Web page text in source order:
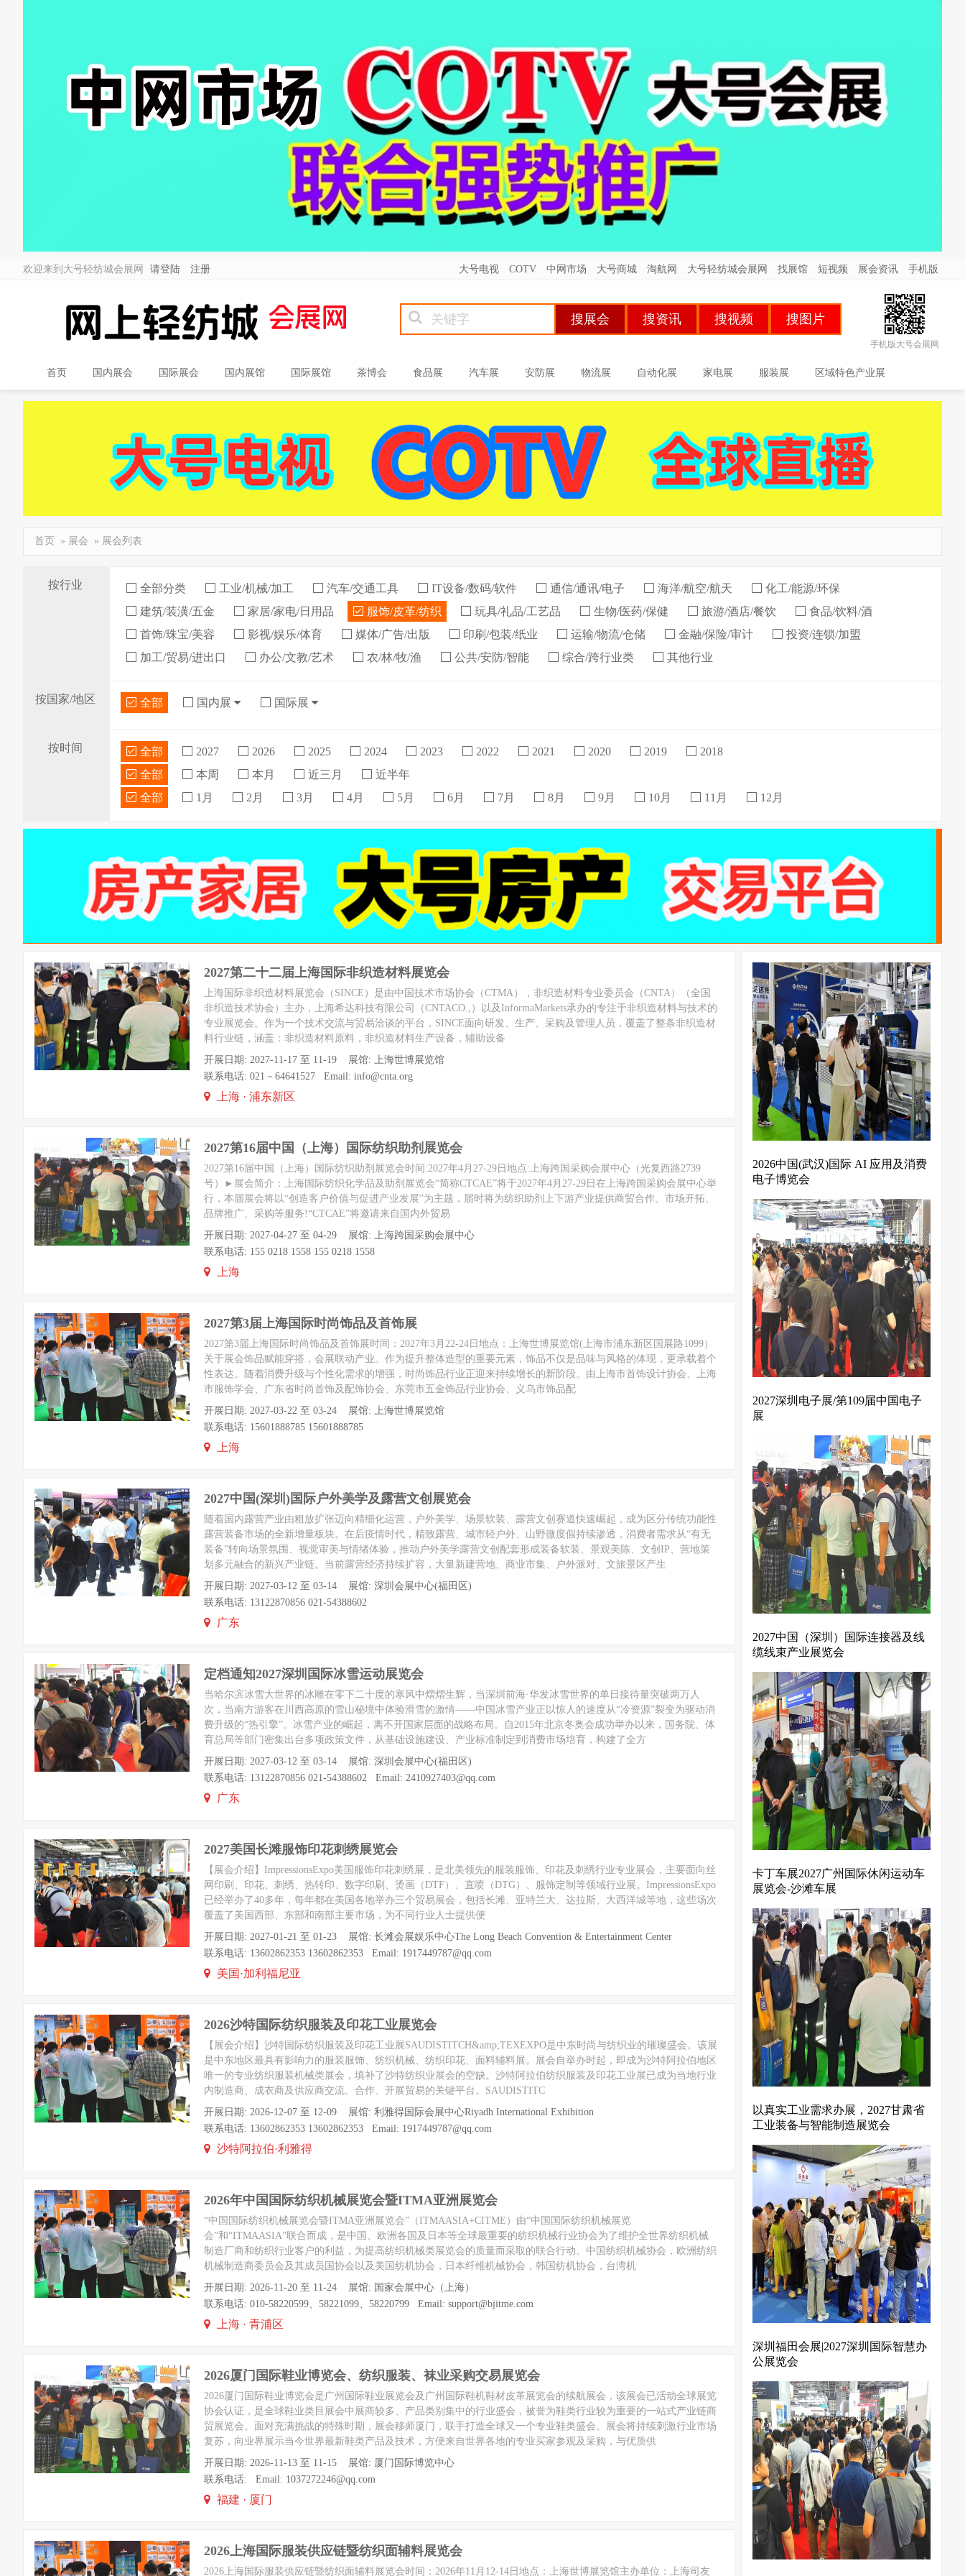
欢迎来到大号轻纺城会展网 请登陆 注册 大号电视 COTV 中网市场 大号商城 淘航网 大号轻纺城会展网 找展馆 短视频 展会资讯 手机版
手机版大号会展网
首页 国内展会 国际展会 国内展馆 国际展馆 茶博会 食品展 汽车展 安防展 物流展 自动化展 家电展 服装展 区域特色产业展
首页 » 展会 » 展会列表
按行业 全部分类 工业/机械/加工 汽车/交通工具 IT设备/数码/软件 通信/通讯/电子 海洋/航空/航天
化工/能源/环保
建筑/装潢/五金
家居/家电/日用品 服饰/皮革/纺织 玩具/礼品/工艺品 生物/医药/保健 旅游/酒店/餐饮
食品/饮料/酒
首饰/珠宝/美容
影视/娱乐/体育 媒体/广告/出版 印刷/包装/纸业 运输/物流/仓储 金融/保险/审计
投资/连锁/加盟
加工/贸易/进出口
办公/文教/艺术 农/林/牧/渔 公共/安防/智能 综合/跨行业类 其他行业
按国家/地区 全部 国内展 国际展
按时间 全部 2027 2026 2025 2024 2023 2022 2021 2020 2019
2018
全部
本周 本月 近三月
近半年
全部
1月 2月 3月 4月 5月 6月 7月 8月 9月 10月 11月 12月
2027第二十二届上海国际非织造材料展览会
上海国际非织造材料展览会（SINCE）是由中国技术市场协会（CTMA），非织造材料专业委员会（CNTA）（全国
非织造技术协会）主办，上海希达科技有限公司（CNTACO.,）以及InformaMarkets承办的专注于非织造材料与技术的
专业展览会。作为一个技术交流与贸易洽谈的平台，SINCE面向研发、生产、采购及管理人员，覆盖了整条非织造材
料行业链，涵盖：非织造材料原料，非织造材料生产设备，辅助设备
开展日期: 2027-11-17 至 11-19 展馆: 上海世博展览馆
联系电话: 021－64641527 Email: info@cnta.org
上海 · 浦东新区
2027第16届中国（上海）国际纺织助剂展览会
2027第16届中国（上海）国际纺织助剂展览会时间:2027年4月27-29日地点:上海跨国采购会展中心（光复西路2739
号）►展会简介：上海国际纺织化学品及助剂展览会“简称CTCAE”将于2027年4月27-29日在上海跨国采购会展中心举
行，本届展会将以“创造客户价值与促进产业发展”为主题，届时将为纺织助剂上下游产业提供商贸合作、市场开拓、
品牌推广、采购等服务!“CTCAE”将邀请来自国内外贸易
开展日期: 2027-04-27 至 04-29 展馆: 上海跨国采购会展中心
联系电话: 155 0218 1558 155 0218 1558
上海
2027第3届上海国际时尚饰品及首饰展
2027第3届上海国际时尚饰品及首饰展时间：2027年3月22-24日地点：上海世博展览馆(上海市浦东新区国展路1099）
关于展会饰品赋能穿搭，会展联动产业。作为提升整体造型的重要元素，饰品不仅是品味与风格的体现，更承载着个
性表达。随着消费升级与个性化需求的增强，时尚饰品行业正迎来持续增长的新阶段。由上海市首饰设计协会、上海
市服饰学会、广东省时尚首饰及配饰协会、东莞市五金饰品行业协会、义乌市饰品配
开展日期: 2027-03-22 至 03-24 展馆: 上海世博展览馆
联系电话: 15601888785 15601888785
上海
2027中国(深圳)国际户外美学及露营文创展览会
随着国内露营产业由粗放扩张迈向精细化运营，户外美学、场景软装、露营文创赛道快速崛起，成为区分传统功能性
露营装备市场的全新增量板块。在后疫情时代，精致露营、城市轻户外、山野微度假持续渗透，消费者需求从“有无
装备”转向场景氛围、视觉审美与情绪体验，推动户外美学露营文创配套形成装备软装、景观美陈、文创IP、营地策
划多元融合的新兴产业链。当前露营经济持续扩容，大量新建营地、商业市集、户外派对、文旅景区产生
开展日期: 2027-03-12 至 03-14 展馆: 深圳会展中心(福田区)
联系电话: 13122870856 021-54388602
广东
定档通知2027深圳国际冰雪运动展览会
当哈尔滨冰雪大世界的冰雕在零下二十度的寒风中熠熠生辉，当深圳前海·华发冰雪世界的单日接待量突破两万人
次，当南方游客在川西高原的雪山秘境中体验滑雪的激情——中国冰雪产业正以惊人的速度从“冷资源”裂变为驱动消
费升级的“热引擎”。冰雪产业的崛起，离不开国家层面的战略布局。自2015年北京冬奥会成功举办以来，国务院、体
育总局等部门密集出台多项政策文件，从基础设施建设、产业标准制定到消费市场培育，构建了全方
开展日期: 2027-03-12 至 03-14 展馆: 深圳会展中心(福田区)
联系电话: 13122870856 021-54388602 Email: 2410927403@qq.com
广东
2027美国长滩服饰印花刺绣展览会
【展会介绍】ImpressionsExpo美国服饰印花刺绣展，是北美领先的服装服饰、印花及刺绣行业专业展会，主要面向丝
网印刷、印花、刺绣、热转印、数字印刷、烫画（DTF）、直喷（DTG）、服饰定制等领域行业展。ImpressionsExpo
已经举办了40多年，每年都在美国各地举办三个贸易展会，包括长滩、亚特兰大、达拉斯、大西洋城等地，这些场次
覆盖了美国西部、东部和南部主要市场，为不同行业人士提供便
开展日期: 2027-01-21 至 01-23 展馆: 长滩会展娱乐中心The Long Beach Convention & Entertainment Center
联系电话: 13602862353 13602862353 Email: 1917449787@qq.com
美国·加利福尼亚
2026沙特国际纺织服装及印花工业展览会
【展会介绍】沙特国际纺织服装及印花工业展SAUDISTITCH&amp;TEXEXPO是中东时尚与纺织业的璀璨盛会。该展
是中东地区最具有影响力的服装服饰、纺织机械、纺织印花、面料辅料展。展会自举办时起，即成为沙特阿拉伯地区
唯一的专业纺织服装机械类展会，填补了沙特纺织业展会的空缺。沙特阿拉伯纺织服装及印花工业展已成为当地行业
内制造商、成衣商及供应商交流、合作、开展贸易的关键平台。SAUDISTITC
开展日期: 2026-12-07 至 12-09 展馆: 利雅得国际会展中心Riyadh International Exhibition
联系电话: 13602862353 13602862353 Email: 1917449787@qq.com
沙特阿拉伯·利雅得
2026年中国国际纺织机械展览会暨ITMA亚洲展览会
“中国国际纺织机械展览会暨ITMA亚洲展览会”（ITMAASIA+CITME）由“中国国际纺织机械展览
会”和“ITMAASIA”联合而成，是中国、欧洲各国及日本等全球最重要的纺织机械行业协会为了维护全世界纺织机械
制造厂商和纺织行业客户的利益，为提高纺织机械类展览会的质量而采取的联合行动。中国纺织机械协会，欧洲纺织
机械制造商委员会及其成员国协会以及美国纺机协会，日本纤维机械协会，韩国纺机协会，台湾机
开展日期: 2026-11-20 至 11-24 展馆: 国家会展中心（上海）
联系电话: 010-58220599、58221099、58220799 Email: support@bjitme.com
上海 · 青浦区
2026厦门国际鞋业博览会、纺织服装、袜业采购交易展览会
2026厦门国际鞋业博览会是广州国际鞋业展览会及广州国际鞋机鞋材皮革展览会的续航展会，该展会已活动全球展览
协会认证，是全球鞋业类目展会中展商较多、产品类别集中的行业盛会，被誉为鞋类行业较为重要的一站式产业链商
贸展览会。面对充满挑战的特殊时期，展会移师厦门，联手打造全球又一个专业鞋类盛会。展会将持续刺激行业市场
复苏，向业界展示当今世界最新鞋类产品及技术，方便来自世界各地的专业买家参观及采购，与优质供
开展日期: 2026-11-13 至 11-15 展馆: 厦门国际博览中心
联系电话: Email: 1037272246@qq.com
福建 · 厦门
2026上海国际服装供应链暨纺织面辅料展览会
2026上海国际服装供应链暨纺织面辅料展览会时间：2026年11月12-14日地点：上海世博展览馆主办单位：上海司友
2026中国(武汉)国际 AI 应用及消费
电子博览会
2027深圳电子展/第109届中国电子
展
2027中国（深圳）国际连接器及线
缆线束产业展览会
卡丁车展2027广州国际休闲运动车
展览会-沙滩车展
以真实工业需求办展，2027甘肃省
工业装备与智能制造展览会
深圳福田会展|2027深圳国际智慧办
公展览会